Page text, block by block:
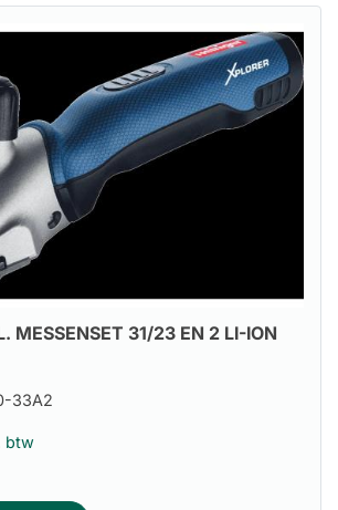
MESSENSET 31/23 EN 2 LI-ION
33A2
btw